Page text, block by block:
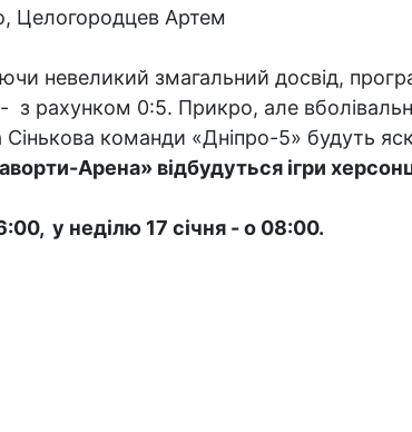
Целогородцев Артем
невеликий змагальний досвід,
- з рахунком 0:5. Прикро, але
команди «Дніпро-5» будуть
Арена» відбудуться ігри
у неділю 17 січня - о 08:00.